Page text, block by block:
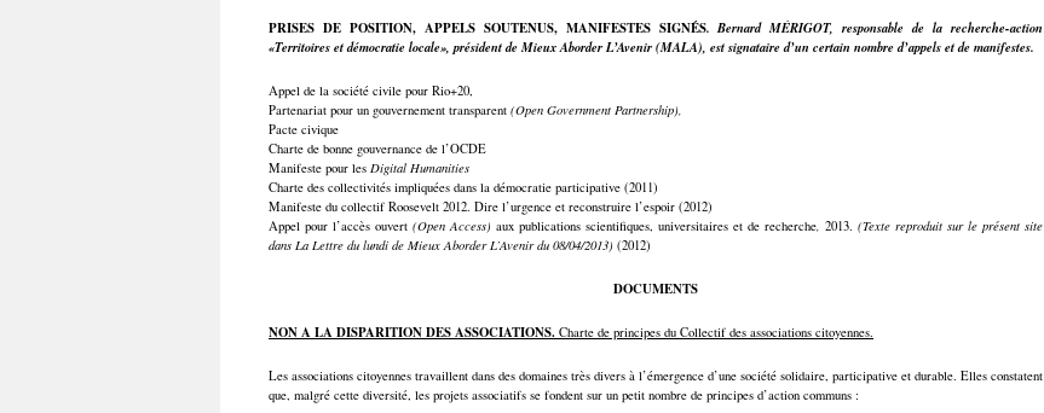
PRISES DE POSITION, APPELS SOUTENUS, MANIFESTES SIGNÉS. Bernard MÉRIGOT, responsable de la recherche-action
«Territoires et démocratie locale», président de Mieux Aborder L’Avenir (MALA), est signataire d’un certain nombre d’appels et de manifestes.
Appel de la société civile pour Rio+20,
Partenariat pour un gouvernement transparent (Open Government Partnership),
Pacte civique
Charte de bonne gouvernance de l’OCDE
Manifeste pour les Digital Humanities
Charte des collectivités impliquées dans la démocratie participative (2011)
Manifeste du collectif Roosevelt 2012. Dire l’urgence et reconstruire l’espoir (2012)
Appel pour l’accès ouvert (Open Access) aux publications scientifiques, universitaires et de recherche, 2013. (Texte reproduit sur le présent site
dans La Lettre du lundi de Mieux Aborder L’Avenir du 08/04/2013) (2012)
DOCUMENTS
NON A LA DISPARITION DES ASSOCIATIONS. Charte de principes du Collectif des associations citoyennes.
Les associations citoyennes travaillent dans des domaines très divers à l’émergence d’une société solidaire, participative et durable. Elles constatent
que, malgré cette diversité, les projets associatifs se fondent sur un petit nombre de principes d’action communs :